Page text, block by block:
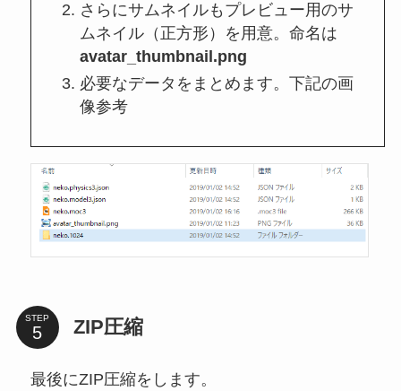
さらにサムネイルもプレビュー用のサ
ムネイル（正方形）を用意。命名は
avatar_thumbnail.png
必要なデータをまとめます。下記の画
像参考
STEP ZIP圧縮
最後にZIP圧縮をします。